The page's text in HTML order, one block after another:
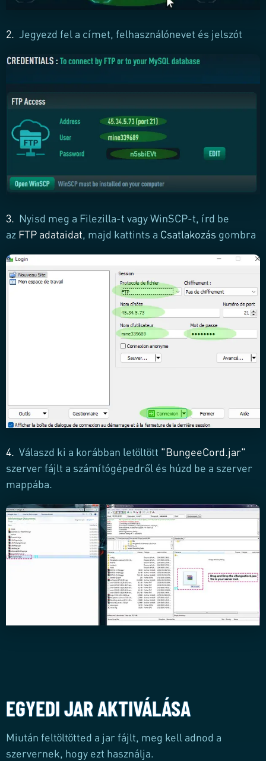
2. Jegyezd fel a címet, felhasználónevet és jelszót
3. Nyisd meg a Filezilla-t vagy WinSCP-t, írd be
az FTP adataidat, majd kattints a Csatlakozás gombra
4. Válaszd ki a korábban letöltött "BungeeCord.jar"
szerver fájlt a számítógépedről és húzd be a szerver
mappába.
EGYEDI JAR AKTIVÁLÁSA
Miután feltöltötted a jar fájlt, meg kell adnod a
szervernek, hogy ezt használja.